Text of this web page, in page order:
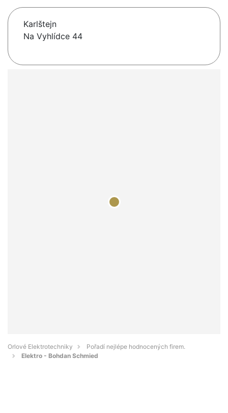
Karlštejn
Na Vyhlídce 44
Orlové Elektrotechniky
Pořadí nejlépe hodnocených firem.
Elektro - Bohdan Schmied